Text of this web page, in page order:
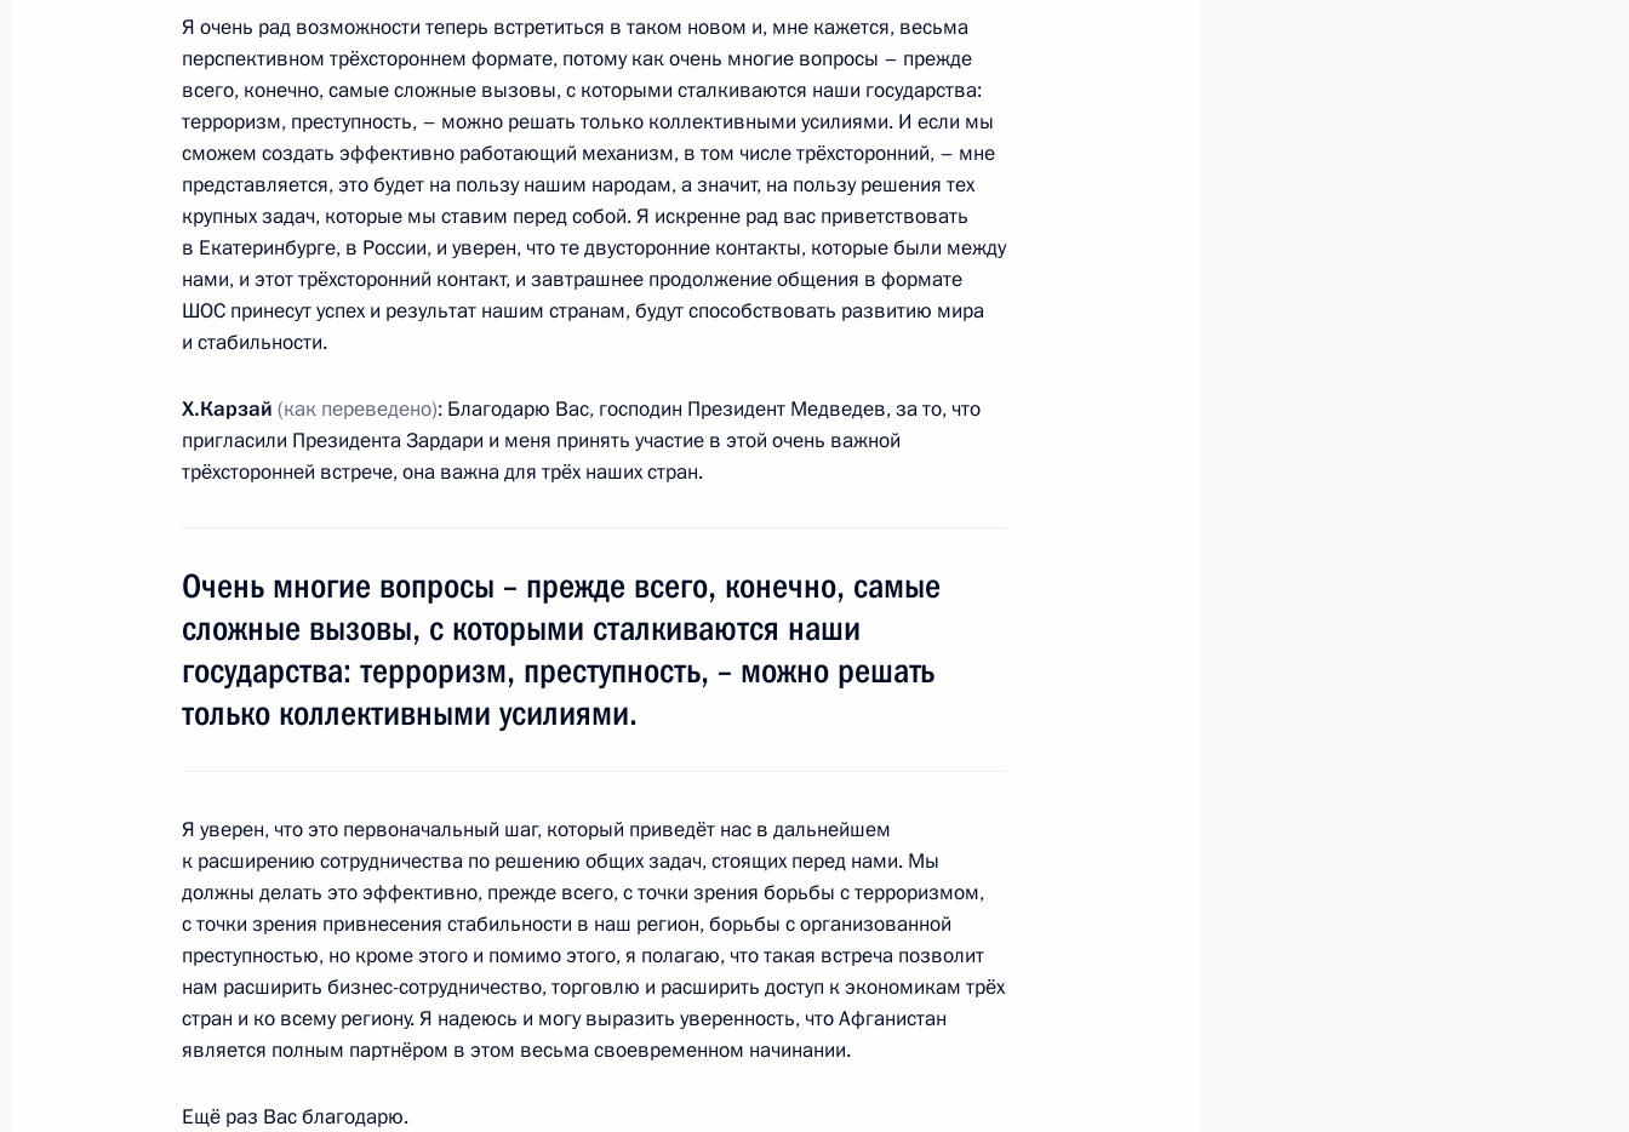
Дмитрий Медведев выразил соболезнования родным и близким
актёра Санкт-Петербургского государственного академического
театра комедии им. Н.П.Акимова, артиста кино Петра
Вельяминова в связи с его кончиной
17 июня 2009 года, 12:00
16 июня 2009 года, вторник
Встреча с Премьер-министром Индии Манмоханом Сингхом
1
Первый саммит БРИК
19–20 июня Дмитрий Медведев посетит Королевство
Нидерландов с рабочим визитом
16 июня 2009 года, 17:00
Встреча с Президентом Бразилии Луисом Инасиу Лулой
да Силвой
16 июня 2009 года, 16:00 Екатеринбург
Встреча с Президентом Ирана Махмудом Ахмадинежадом
16 июня 2009 года, 13:30 Екатеринбург
Я очень рад возможности теперь встретиться в таком новом и, мне кажется, весьма
перспективном трёхстороннем формате, потому как очень многие вопросы – прежде
всего, конечно, самые сложные вызовы, с которыми сталкиваются наши государства:
терроризм, преступность, – можно решать только коллективными усилиями. И если мы
сможем создать эффективно работающий механизм, в том числе трёхсторонний, – мне
представляется, это будет на пользу нашим народам, а значит, на пользу решения тех
крупных задач, которые мы ставим перед собой. Я искренне рад вас приветствовать
в Екатеринбурге, в России, и уверен, что те двусторонние контакты, которые были между
нами, и этот трёхсторонний контакт, и завтрашнее продолжение общения в формате
ШОС принесут успех и результат нашим странам, будут способствовать развитию мира
и стабильности.
Х.Карзай (как переведено): Благодарю Вас, господин Президент Медведев, за то, что
пригласили Президента Зардари и меня принять участие в этой очень важной
трёхсторонней встрече, она важна для трёх наших стран.
Очень многие вопросы – прежде всего, конечно, самые
сложные вызовы, с которыми сталкиваются наши
государства: терроризм, преступность, – можно решать
только коллективными усилиями.
Я уверен, что это первоначальный шаг, который приведёт нас в дальнейшем
к расширению сотрудничества по решению общих задач, стоящих перед нами. Мы
должны делать это эффективно, прежде всего, с точки зрения борьбы с терроризмом,
с точки зрения привнесения стабильности в наш регион, борьбы с организованной
преступностью, но кроме этого и помимо этого, я полагаю, что такая встреча позволит
нам расширить бизнес-сотрудничество, торговлю и расширить доступ к экономикам трёх
стран и ко всему региону. Я надеюсь и могу выразить уверенность, что Афганистан
является полным партнёром в этом весьма своевременном начинании.
Ещё раз Вас благодарю.